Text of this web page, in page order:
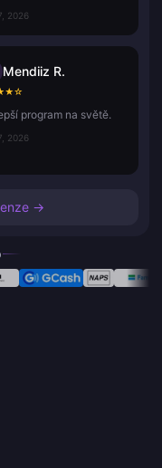
2026
Mendiiz R.
★☆
program na světě.
2026
→